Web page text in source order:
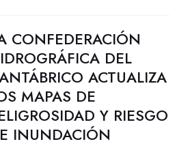
CONFEDERACIÓN
DEL
ACTUALIZA
MAPAS DE
Y RIESGO
INUNDACIÓN